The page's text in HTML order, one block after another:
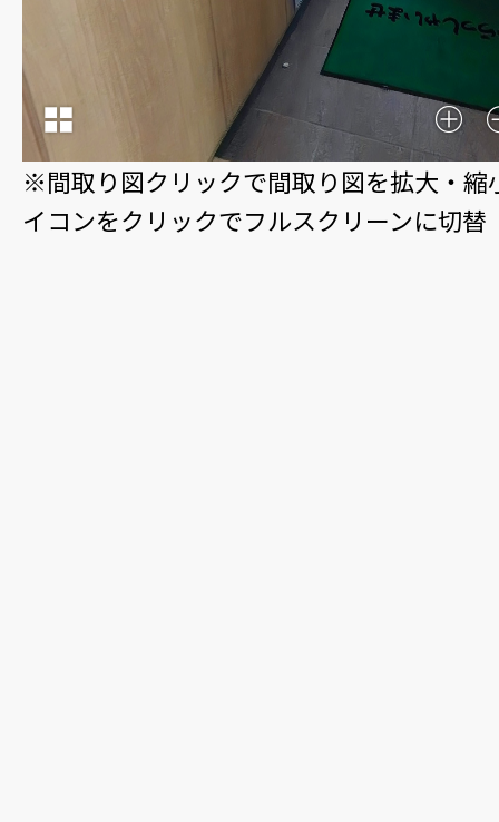
※間取り図クリックで間取り図を拡大・縮
イコンをクリックでフルスクリーンに切替